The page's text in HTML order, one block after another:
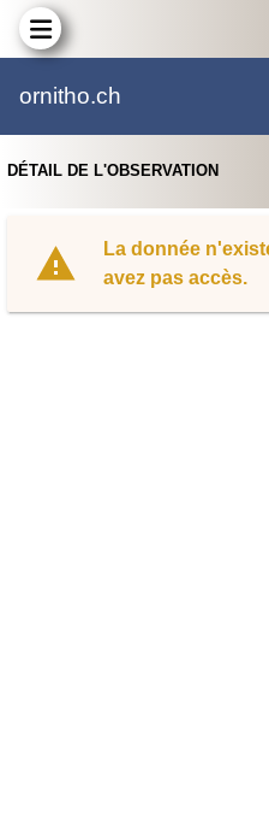
ornitho.ch
DÉTAIL DE L'OBSERVATION
La donnée
avez pas accès.